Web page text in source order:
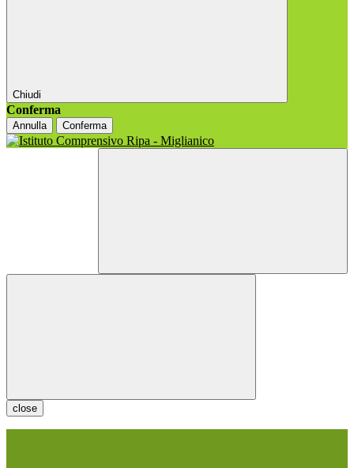
Chiudi
Conferma
Annulla Conferma
close